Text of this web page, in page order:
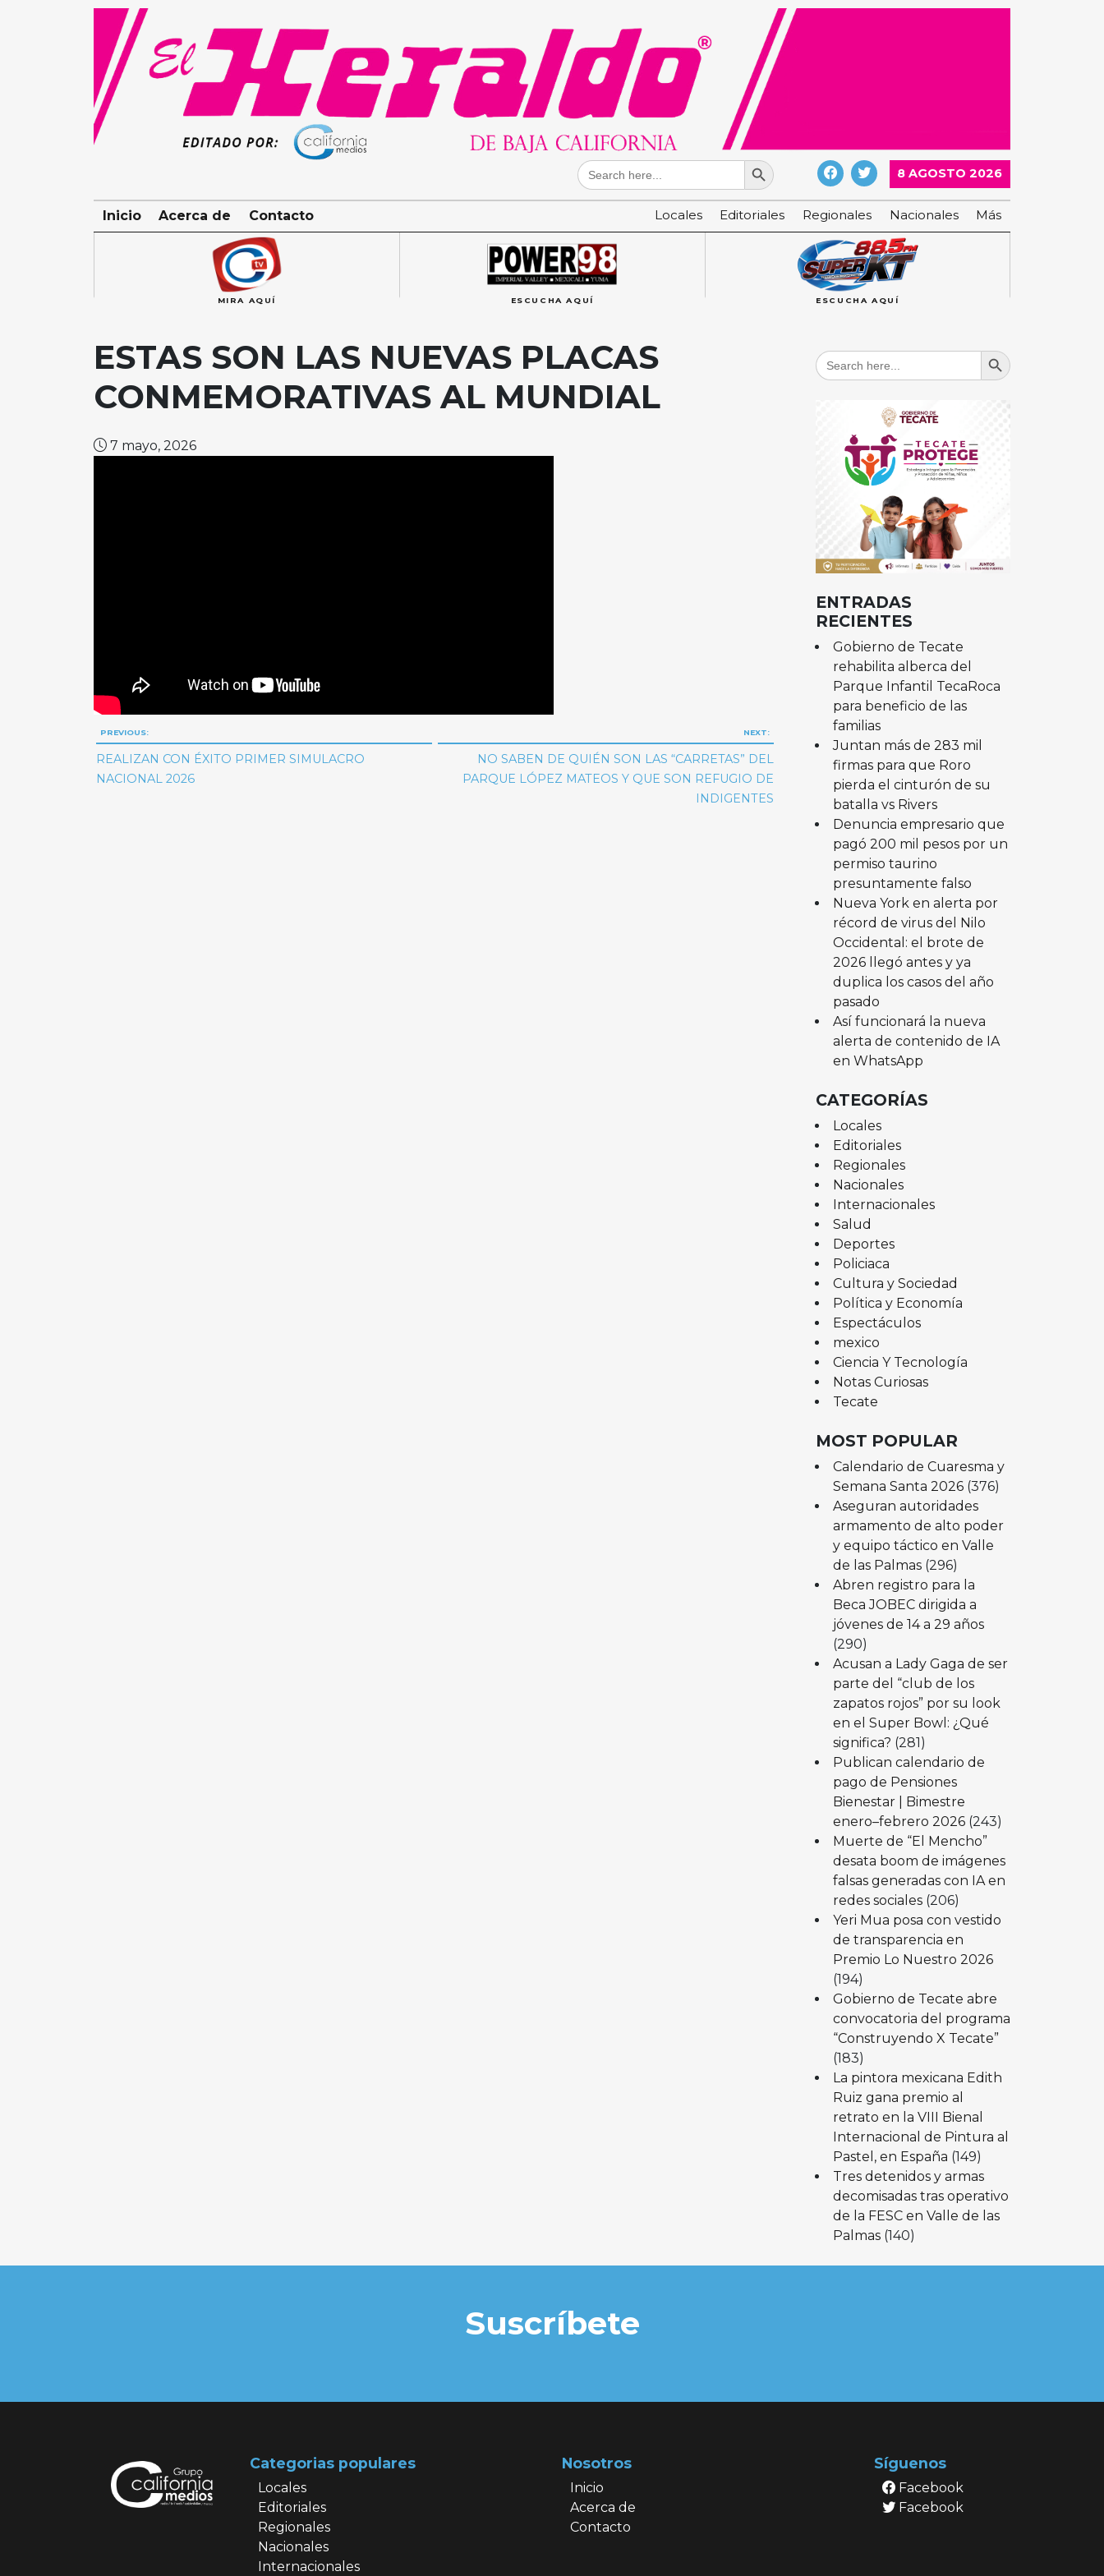
Search
for:
Search Button
8 AGOSTO 2026
Locales Editoriales Regionales Nacionales Más
Inicio Acerca de Contacto
MIRA AQUÍ ESCUCHA AQUÍ ESCUCHA AQUÍ
ESTAS SON LAS NUEVAS PLACAS
CONMEMORATIVAS AL MUNDIAL
7 mayo, 2026
Navegación
de
PREVIOUS:
REALIZAN CON ÉXITO PRIMER SIMULACRO
NACIONAL 2026
NEXT:
NO SABEN DE QUIÉN SON LAS “CARRETAS” DEL
PARQUE LÓPEZ MATEOS Y QUE SON REFUGIO DE
INDIGENTES
Search
for:
Search Button
ENTRADAS
RECIENTES
Gobierno de Tecate
rehabilita alberca del
Parque Infantil TecaRoca
para beneficio de las
familias
Juntan más de 283 mil
firmas para que Roro
pierda el cinturón de su
batalla vs Rivers
Denuncia empresario que
pagó 200 mil pesos por un
permiso taurino
presuntamente falso
Nueva York en alerta por
récord de virus del Nilo
Occidental: el brote de
2026 llegó antes y ya
duplica los casos del año
pasado
Así funcionará la nueva
alerta de contenido de IA
en WhatsApp
CATEGORÍAS
Locales
Editoriales
Regionales
Nacionales
Internacionales
Salud
Deportes
Policiaca
Cultura y Sociedad
Política y Economía
Espectáculos
mexico
Ciencia Y Tecnología
Notas Curiosas
Tecate
MOST POPULAR
Calendario de Cuaresma y
Semana Santa 2026 (376)
Aseguran autoridades
armamento de alto poder
y equipo táctico en Valle
de las Palmas (296)
Abren registro para la
Beca JOBEC dirigida a
jóvenes de 14 a 29 años
(290)
Acusan a Lady Gaga de ser
parte del “club de los
zapatos rojos” por su look
en el Super Bowl: ¿Qué
significa? (281)
Publican calendario de
pago de Pensiones
Bienestar | Bimestre
enero–febrero 2026 (243)
Muerte de “El Mencho”
desata boom de imágenes
falsas generadas con IA en
redes sociales (206)
Yeri Mua posa con vestido
de transparencia en
Premio Lo Nuestro 2026
(194)
Gobierno de Tecate abre
convocatoria del programa
“Construyendo X Tecate”
(183)
La pintora mexicana Edith
Ruiz gana premio al
retrato en la VIII Bienal
Internacional de Pintura al
Pastel, en España (149)
Tres detenidos y armas
decomisadas tras operativo
de la FESC en Valle de las
Palmas (140)
Suscríbete
Categorias populares
Locales
Editoriales
Regionales
Nacionales
Internacionales
Nosotros
Inicio
Acerca de
Contacto
Síguenos
Facebook
Facebook